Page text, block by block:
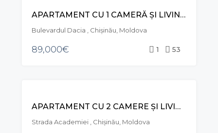
APARTAMENT CU 1 CAMERĂ ȘI LIVING, BD. DACIA, BOTANICA
Bulevardul Dacia , Chișinău, Moldova
89,000€ 1 53
APARTAMENT CU 2 CAMERE ȘI LIVING, STR. ACADEMIEI, TELECENTRU
Strada Academiei , Chișinău, Moldova